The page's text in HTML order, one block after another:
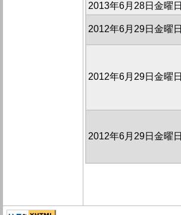
2013年6月28日金曜日
2012年6月29日金曜日
2012年6月29日金曜日
2012年6月29日金曜日